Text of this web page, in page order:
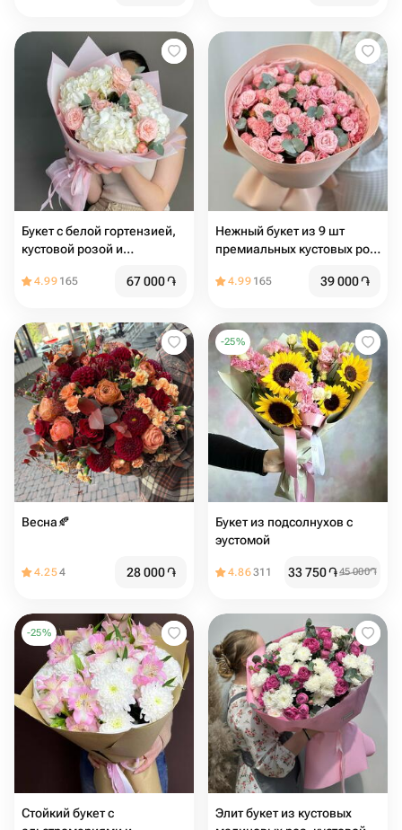
Букет с белой гортензией,
кустовой розой и
4.99 165 67 000֏
Нежный букет из 9 шт
премиальных кустовых роз
эвкалиптом "Нежность"
4.99 165 39 000֏
Весна🍂
4.254 28 000֏
-25%
Букет из подсолнухов с
эустомой
4.86311 33 750֏45 000֏
-25%
Стойкий букет с
Элит букет из кустовых